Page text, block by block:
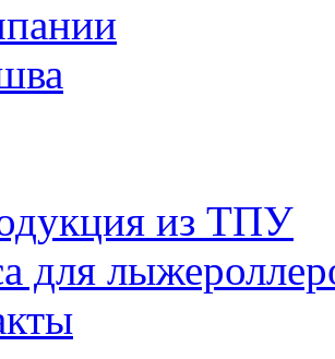
из ТПУ
для